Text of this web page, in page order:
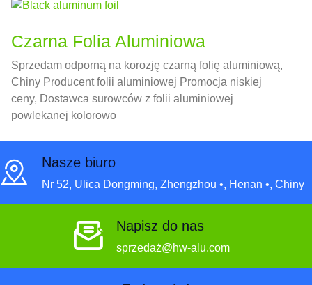
Czarna Folia Aluminiowa
Sprzedam odporną na korozję czarną folię aluminiową,
Chiny Producent folii aluminiowej Promocja niskiej
ceny, Dostawca surowców z folii aluminiowej
powlekanej kolorowo
Nasze biuro
Nr 52, Ulica Dongming, Zhengzhou •, Henan •, Chiny
Napisz do nas
sprzedaż@hw-alu.com